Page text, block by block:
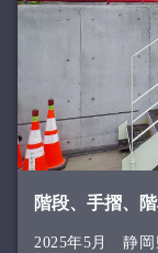
階段、手摺、
2025年5月 静岡